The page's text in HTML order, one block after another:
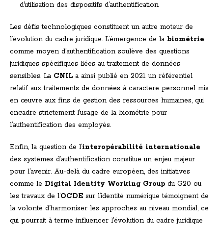
d’utilisation des dispositifs d’authentification
Les défis technologiques constituent un autre moteur de
l’évolution du cadre juridique. L’émergence de la biométrie
comme moyen d’authentification soulève des questions
juridiques spécifiques liées au traitement de données
sensibles. La CNIL a ainsi publié en 2021 un référentiel
relatif aux traitements de données à caractère personnel mis
en œuvre aux fins de gestion des ressources humaines, qui
encadre strictement l’usage de la biométrie pour
l’authentification des employés.
Enfin, la question de l’interopérabilité internationale
des systèmes d’authentification constitue un enjeu majeur
pour l’avenir. Au-delà du cadre européen, des initiatives
comme le Digital Identity Working Group du G20 ou
les travaux de l’OCDE sur l’identité numérique témoignent de
la volonté d’harmoniser les approches au niveau mondial, ce
qui pourrait à terme influencer l’évolution du cadre juridique